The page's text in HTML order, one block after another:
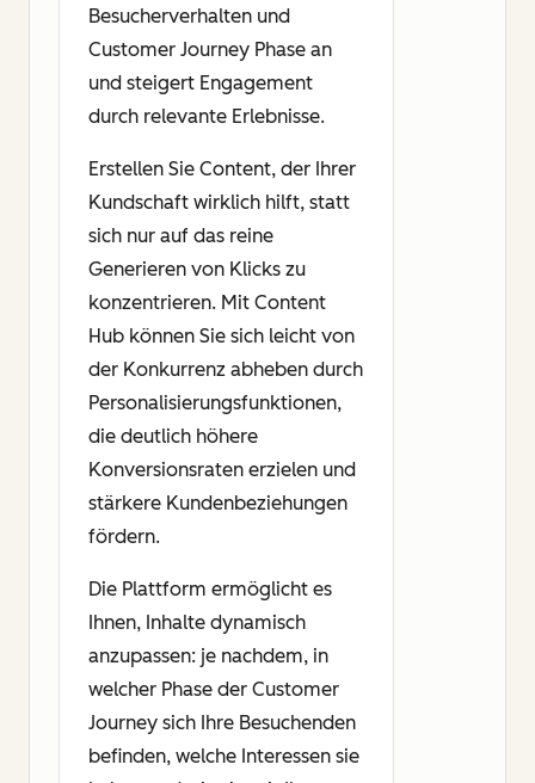
Besucherverhalten und
Customer Journey Phase an
und steigert Engagement
durch relevante Erlebnisse.
Erstellen Sie Content, der Ihrer
Kundschaft wirklich hilft, statt
sich nur auf das reine
Generieren von Klicks zu
konzentrieren. Mit Content
Hub können Sie sich leicht von
der Konkurrenz abheben durch
Personalisierungsfunktionen,
die deutlich höhere
Konversionsraten erzielen und
stärkere Kundenbeziehungen
fördern.
Die Plattform ermöglicht es
Ihnen, Inhalte dynamisch
anzupassen: je nachdem, in
welcher Phase der Customer
Journey sich Ihre Besuchenden
befinden, welche Interessen sie